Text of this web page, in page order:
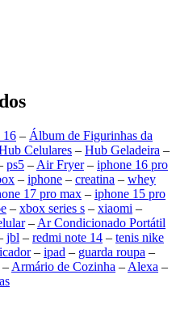
16 – Álbum de Figurinhas da
Celulares – Hub Geladeira –
ps5 – Air Fryer– iphone 16 pro
– iphone – creatina – whey
17 pro max – iphone 15 pro
– xbox series s – xiaomi –
– Ar Condicionado Portátil
jbl – redmi note 14 – tenis nike
– ipad – guarda roupa –
– Armário de Cozinha – Alexa –